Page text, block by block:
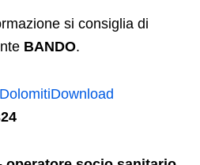
si consiglia di
BANDO.
Download